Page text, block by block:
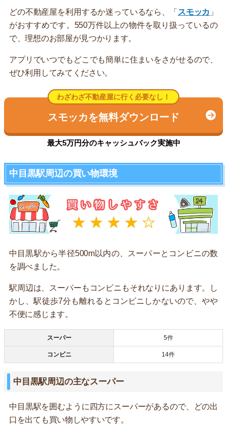
どの不動産屋を利用するか迷っているなら、「 スモッカ 」
がおすすめです。550万件以上の物件を取り扱っているの
で、理想のお部屋が見つかります。
アプリでいつでもどこでも簡単に住まいをさがせるので、
ぜひ利用してみてください。
わざわざ不動産屋に行く必要なし！
スモッカを無料ダウンロード
最大5万円分のキャッシュバック実施中
中目黒駅周辺の買い物環境
中目黒駅から半径500m以内の、スーパーとコンビニの数
を調べました。
駅周辺は、スーパーもコンビニもそれなりにあります。し
かし、駅徒歩7分も離れるとコンビニしかないので、やや
不便に感じます。
スーパー 5件
コンビニ 14件
中目黒駅周辺の主なスーパー
中目黒駅を囲むように四方にスーパーがあるので、どの出
口を出ても買い物しやすいです。